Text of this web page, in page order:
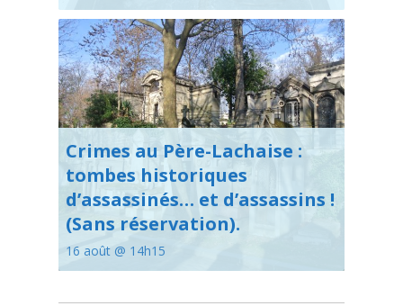
Crimes au Père-Lachaise :
tombes historiques
d’assassinés… et d’assassins !
(Sans réservation).
16 août @ 14h15